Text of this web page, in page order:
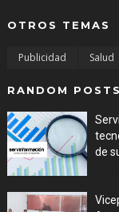
OTROS TEMAS
Publicidad Salud
RANDOM POSTS
de